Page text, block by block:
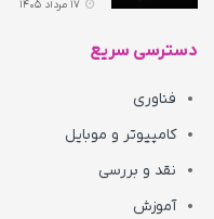
دسترسی سریع
فناوری
کامپیوتر و موبایل
نقد و بررسی
آموزش